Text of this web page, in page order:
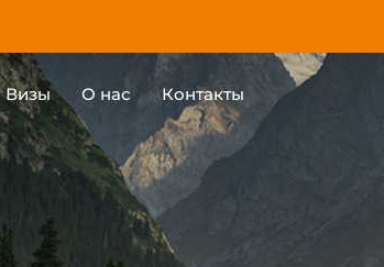
Визы О нас Контакты